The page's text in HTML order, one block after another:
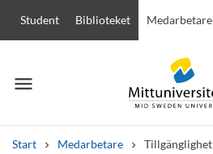
Student Biblioteket Medarbetare
menu
Meny
Start Medarbetare Tillgänglighet